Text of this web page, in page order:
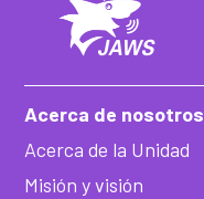
Acerca de nosotros
Acerca de la Unidad
Misión y visión